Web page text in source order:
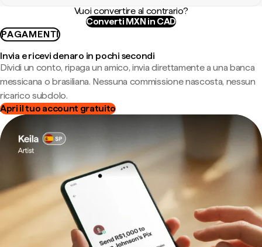
Vuoi convertire al contrario?
Converti MXN in CAD
PAGAMENTI
Invia e ricevi denaro in pochi secondi
Dividi un conto, ripaga un amico, invia direttamente a una banca
messicana o brasiliana. Nessuna commissione nascosta, nessun
ricarico subdolo.
Apri il tuo account gratuito